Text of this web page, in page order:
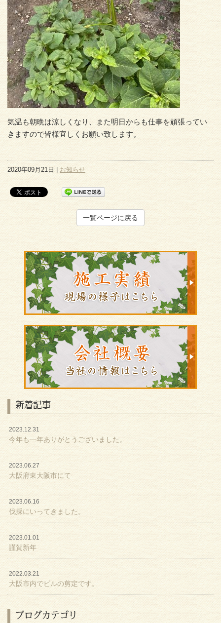
気温も朝晩は涼しくなり、また明日からも仕事を頑張ってい
きますので皆様宜しくお願い致します。
2020年09月21日 | お知らせ
一覧ページに戻る
新着記事
2023.12.31
今年も一年ありがとうございました。
2023.06.27
大阪府東大阪市にて
2023.06.16
伐採にいってきました。
2023.01.01
謹賀新年
2022.03.21
大阪市内でビルの剪定です。
ブログカテゴリ